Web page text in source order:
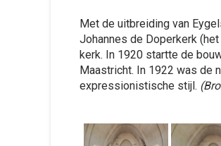
Met de uitbreiding van
Johannes de Doperkerk
kerk. In 1920 startte de
Maastricht. In 1922 was de
expressionistische stijl.